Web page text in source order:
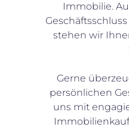
Immobilie.
stehen wir
Gerne
persönlichen
uns mit